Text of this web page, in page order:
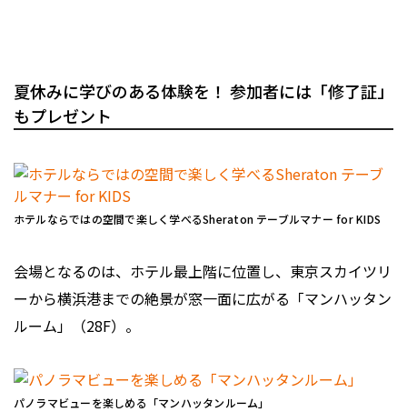
夏休みに学びのある体験を！ 参加者には「修了証」
もプレゼント
ホテルならではの空間で楽しく学べるSheraton テーブルマナー for KIDS
会場となるのは、ホテル最上階に位置し、東京スカイツリ
ーから横浜港までの絶景が窓一面に広がる「マンハッタン
ルーム」（28F）。
パノラマビューを楽しめる「マンハッタンルーム」